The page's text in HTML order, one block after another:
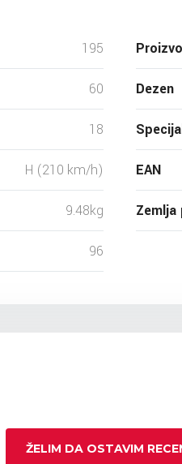
195
60
18
H (210 km/h)
9.48kg
96
Dezen
EAN
ŽELIM DA OSTAVIM